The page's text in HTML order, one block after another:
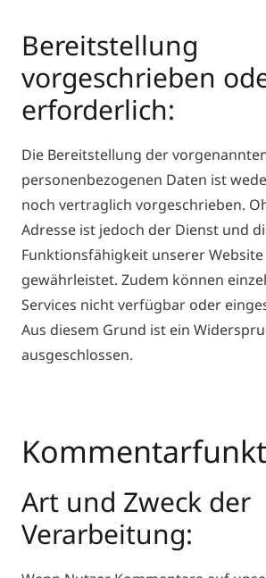
Bereitstellung
vorgeschrieben
erforderlich:
Die Bereitstellung der
personenbezogenen Daten ist
noch vertraglich vorgeschrieben.
Adresse ist jedoch der Dienst und
Funktionsfähigkeit unserer
gewährleistet. Zudem können
Services nicht verfügbar oder
Aus diesem Grund ist ein
ausgeschlossen.
Art und Zweck der
Verarbeitung: